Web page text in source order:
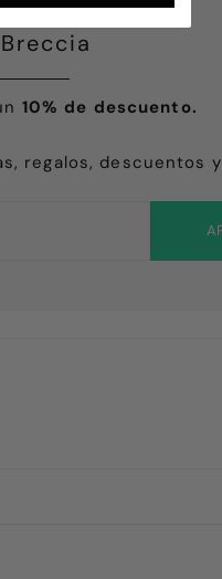
10% de descuento.
regalos, descuentos